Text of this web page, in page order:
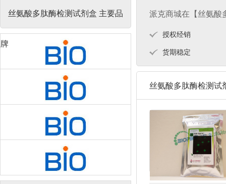
丝氨酸多肽酶检测试剂盒 主要品
牌
派克商城在【丝氨酸
授权经销
货期稳定
丝氨酸多肽酶检测试